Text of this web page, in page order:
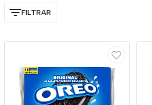
FILTRAR